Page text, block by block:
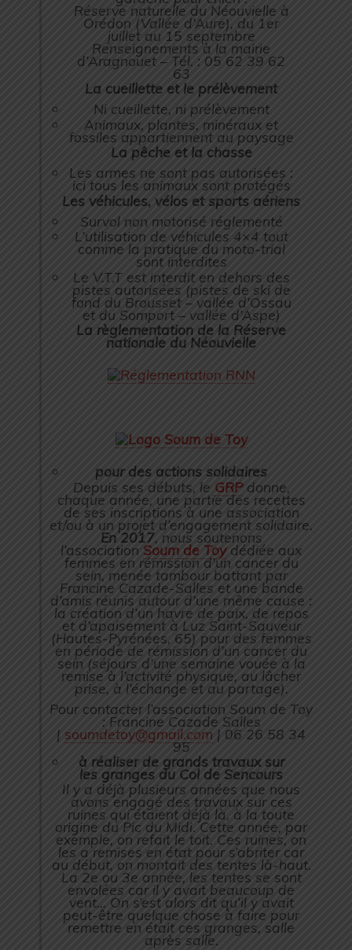
Réserve naturelle du Néouvielle à
Orédon (Vallée d’Aure), du 1er
juillet au 15 septembre
Renseignements à la mairie
d’Aragnouet – Tél. : 05 62 39 62
63
La cueillette et le prélèvement
Ni cueillette, ni prélèvement
Animaux, plantes, minéraux et
fossiles appartiennent au paysage
La pêche et la chasse
Les armes ne sont pas autorisées :
ici tous les animaux sont protégés
Les véhicules, vélos et sports aériens
Survol non motorisé réglementé
L’utilisation de véhicules 4×4 tout
comme la pratique du moto-trial
sont interdites
Le V.T.T est interdit en dehors des
pistes autorisées (pistes de ski de
fond du Brousset – vallée d’Ossau
et du Somport – vallée d’Aspe)
La règlementation de la Réserve
nationale du Néouvielle
pour des actions solidaires
Depuis ses débuts, le GRPdonne,
chaque année, une partie des recettes
de ses inscriptions à une association
et/ou à un projet d’engagement solidaire.
En 2017, nous soutenons
l’association Soum de Toydédiée aux
femmes en rémission d’un cancer du
sein, menée tambour battant par
Francine Cazade-Salles et une bande
d’amis réunis autour d’une même cause :
la création d’un havre de paix, de repos
et d’apaisement à Luz Saint-Sauveur
(Hautes-Pyrénées, 65) pour des femmes
en période de rémission d’un cancer du
sein (séjours d’une semaine vouée à la
remise à l’activité physique, au lâcher
prise, à l’échange et au partage).
Pour contacter l’association Soum de Toy
: Francine Cazade Salles
| soumdetoy@gmail.com | 06 26 58 34
95
à réaliser de grands travaux sur
les granges du Col de Sencours
Il y a déjà plusieurs années que nous
avons engagé des travaux sur ces
ruines qui étaient déjà là, à la toute
origine du Pic du Midi. Cette année, par
exemple, on refait le toit. Ces ruines, on
les a remises en état pour s’abriter car
au début, on montait des tentes là-haut.
La 2e ou 3e année, les tentes se sont
envolées car il y avait beaucoup de
vent… On s’est alors dit qu’il y avait
peut-être quelque chose à faire pour
remettre en était ces granges, salle
après salle.